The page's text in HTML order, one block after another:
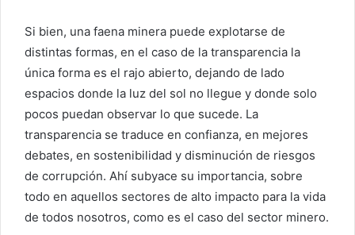
Si bien, una faena minera puede explotarse de
distintas formas, en el caso de la transparencia la
única forma es el rajo abierto, dejando de lado
espacios donde la luz del sol no llegue y donde solo
pocos puedan observar lo que sucede. La
transparencia se traduce en confianza, en mejores
debates, en sostenibilidad y disminución de riesgos
de corrupción. Ahí subyace su importancia, sobre
todo en aquellos sectores de alto impacto para la vida
de todos nosotros, como es el caso del sector minero.